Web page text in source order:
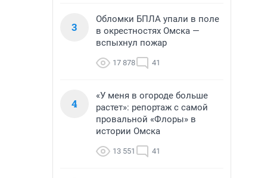
3
Обломки БПЛА упали в поле
в окрестностях Омска —
вспыхнул пожар
17 878 41
4
«У меня в огороде больше
растет»: репортаж с самой
провальной «Флоры» в
истории Омска
13 551 41